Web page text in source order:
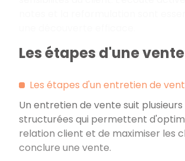
Les étapes d'une vente
Les étapes d'un entretien de
Un entretien de vente suit
structurées qui permettent
relation client et de maximiser les
conclure une vente.